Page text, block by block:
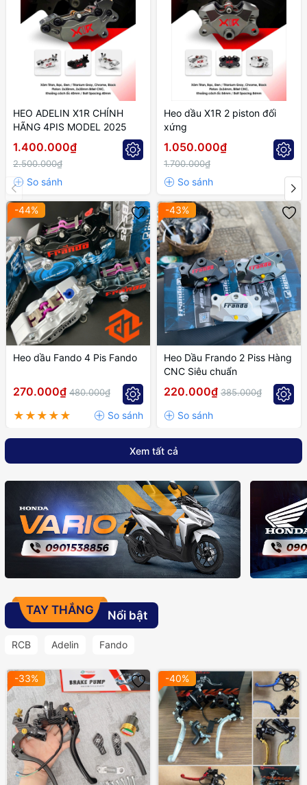
HEO ADELIN X1R CHÍNH
HÃNG 4PIS MODEL 2025
1.400.000₫
2.500.000₫
Heo dầu X1R 2 piston đối
xứng
1.050.000₫
1.700.000₫
-44%
Heo dầu Fando 4 Pis Fando
270.000₫ 480.000₫
-43%
Heo Dầu Frando 2 Piss Hàng
CNC Siêu chuẩn
220.000₫ 385.000₫
Xem tất cả
TAY THẮNG Nổi bật
RCB Adelin Fando
-33% -40%